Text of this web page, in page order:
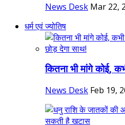
News Desk Mar 22,
धर्म एवं ज्योतिष
कितना भी मांगे कोई,
News Desk Feb 19,